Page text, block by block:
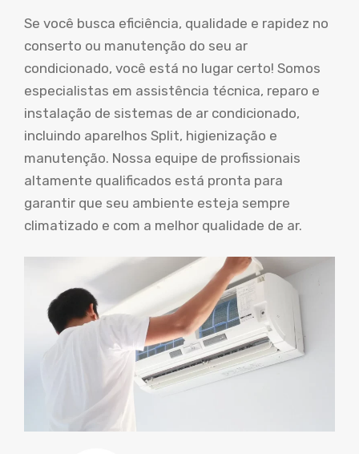
Se você busca eficiência, qualidade e rapidez no
conserto ou manutenção do seu ar
condicionado, você está no lugar certo! Somos
especialistas em assistência técnica, reparo e
instalação de sistemas de ar condicionado,
incluindo aparelhos Split, higienização e
manutenção. Nossa equipe de profissionais
altamente qualificados está pronta para
garantir que seu ambiente esteja sempre
climatizado e com a melhor qualidade de ar.